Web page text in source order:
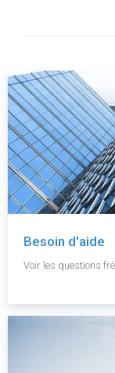
Besoin d'aide
Voir les questions